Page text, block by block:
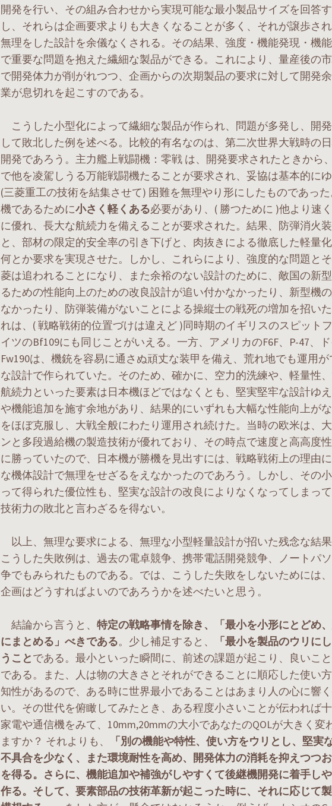
開発を行い、その組み合わせから実現可能な最小製品サイズを回答
し、それらは企画要求よりも大きくなることが多く、それが譲歩さ
無理をした設計を余儀なくされる。その結果、強度・機能発現・機
で重要な問題を抱えた繊細な製品ができる。これにより、量産後の
で開発体力が削がれつつ、企画からの次期製品の要求に対して開発
業が息切れを起こすのである。
こうした小型化によって繊細な製品が作られ、問題が多発し、開
して敗北した例を述べる。比較的有名なのは、第二次世界大戦時の
開発であろう。主力艦上戦闘機：零戦 は、開発要求されたときから
で他を凌駕しうる万能戦闘機たることが要求され、妥協は基本的にゆ
(三菱重工の技術を結集させて) 困難を無理やり形にしたものであっ
機であるために小さく軽くある必要があり、( 勝つために )他より速
に優れ、長大な航続力を備えることが要求された。結果、防弾消火
と、部材の限定的安全率の引き下げと、肉抜きによる徹底した軽量化
何とか要求を実現させた。しかし、これらにより、強度的な問題と
菱は追われることになり、また余裕のない設計のために、敵国の新
るための性能向上のための改良設計が追い付かなかったり、新型機
なかったり、防弾装備がないことによる操縦士の戦死の増加を招い
れは、( 戦略戦術的位置づけは違えど )同時期のイギリスのスピット
イツのBf109にも同じことがいえる。一方、アメリカのF6F、P-47、
Fw190は、機銃を容易に通さぬ頑丈な装甲を備え、荒れ地でも運用
な設計で作られていた。そのため、確かに、空力的洗練や、軽量性
航続力といった要素は日本機ほどではなくとも、堅実堅牢な設計ゆ
や機能追加を施す余地があり、結果的にいずれも大幅な性能向上が
をほぼ克服し、大戦全般にわたり運用され続けた。当時の欧米は、
ンと多段過給機の製造技術が優れており、その時点で速度と高高度
に勝っていたので、日本機が勝機を見出すには、戦略戦術上の理由
な機体設計で無理をせざるをえなかったのであろう。しかし、その
って得られた優位性も、堅実な設計の改良によりなくなってしまっ
技術力の敗北と言わざるを得ない。
以上、無理な要求による、無理な小型軽量設計が招いた残念な結果
こうした失敗例は、過去の電卓競争、携帯電話開発競争、ノートパ
争でもみられたものである。では、こうした失敗をしないためには
企画はどうすればよいのであろうかを述べたいと思う。
結論から言うと、 特定の戦略事情を除き、「最小を小形にとどめ
にまとめる」べきである。少し補足すると、
「最小を製品のウリに
うことである。最小といった瞬間に、前述の課題が起こり、良いこ
である。また、人は物の大きさとそれができることに順応した使い
知性があるので、ある時に世界最小であることはあまり人の心に響
い。その世代を俯瞰してみたとき、ある程度小さいことが伝われば十
家電や通信機をみて、10mm,20mmの大小であなたのQOLが大きく変
ますか？ それよりも、
「別の機能や特性、使い方をウリとし、堅実
不具合を少なく、また環境耐性を高め、開発体力の消耗を抑えつつ
を得る。さらに、機能追加や補強がしやすくて後継機開発に着手し
作る。そして、要素部品の技術革新が起こった時に、それに応じて